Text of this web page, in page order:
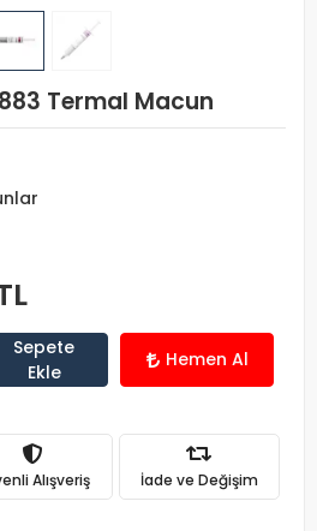
Termal Macun
Sepete
Ekle
Hemen Al
Alışveriş İade ve Değişim